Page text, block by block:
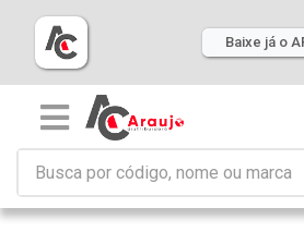
Baixe já o